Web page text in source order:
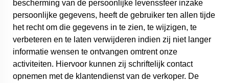
bescherming van de persoonlijke levenssfeer inzake
persoonlijke gegevens, heeft de gebruiker ten allen tijde
het recht om die gegevens in te zien, te wijzigen, te
verbeteren en te laten verwijderen indien zij niet langer
informatie wensen te ontvangen omtrent onze
activiteiten. Hiervoor kunnen zij schriftelijk contact
opnemen met de klantendienst van de verkoper. De